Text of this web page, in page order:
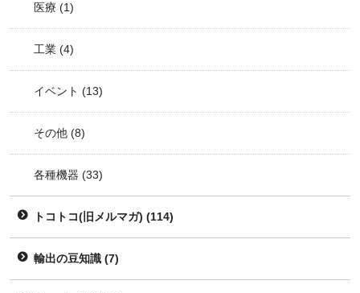
医療 (1)
工業 (4)
イベント (13)
その他 (8)
各種機器 (33)
トコトコ(旧メルマガ) (114)
輸出の豆知識 (7)